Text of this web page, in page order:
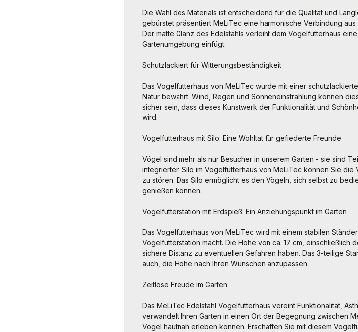
Die Wahl des Materials ist entscheidend für die Qualität und
gebürstet präsentiert MeLiTec eine harmonische Verbindung
Der matte Glanz des Edelstahls verleiht dem Vogelfutterhaus
Gartenumgebung einfügt.
Schutzlackiert für Witterungsbeständigkeit
Das Vogelfutterhaus von MeLiTec wurde mit einer
Natur bewahrt. Wind, Regen und Sonneneinstrahlung können
sicher sein, dass dieses Kunstwerk der Funktionalität und
wird.
Vogelfutterhaus mit Silo: Eine Wohltat für gefiederte Freunde
Vögel sind mehr als nur Besucher in unserem Garten - sie sind
integrierten Silo im Vogelfutterhaus von MeLiTec können Sie
zu stören. Das Silo ermöglicht es den Vögeln, sich selbst zu
genießen können.
Vogelfutterstation mit Erdspieß: Ein Anziehungspunkt im Garten
Das Vogelfutterhaus von MeLiTec wird mit einem stabilen
Vogelfutterstation macht. Die Höhe von ca. 17 cm, einschließlich
sichere Distanz zu eventuellen Gefahren haben. Das 3-teilige
auch, die Höhe nach Ihren Wünschen anzupassen.
Zeitlose Freude im Garten
Das MeLiTec Edelstahl Vogelfutterhaus vereint Funktionalität,
verwandelt Ihren Garten in einen Ort der Begegnung zwischen
Vögel hautnah erleben können. Erschaffen Sie mit diesem